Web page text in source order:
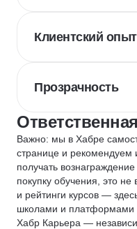
Клиентский опыт
Прозрачность
Важно: мы в Хабре
странице и
получать
покупку обучения, это
и рейтинги курсов —
школами и платформами
Хабр Карьера —